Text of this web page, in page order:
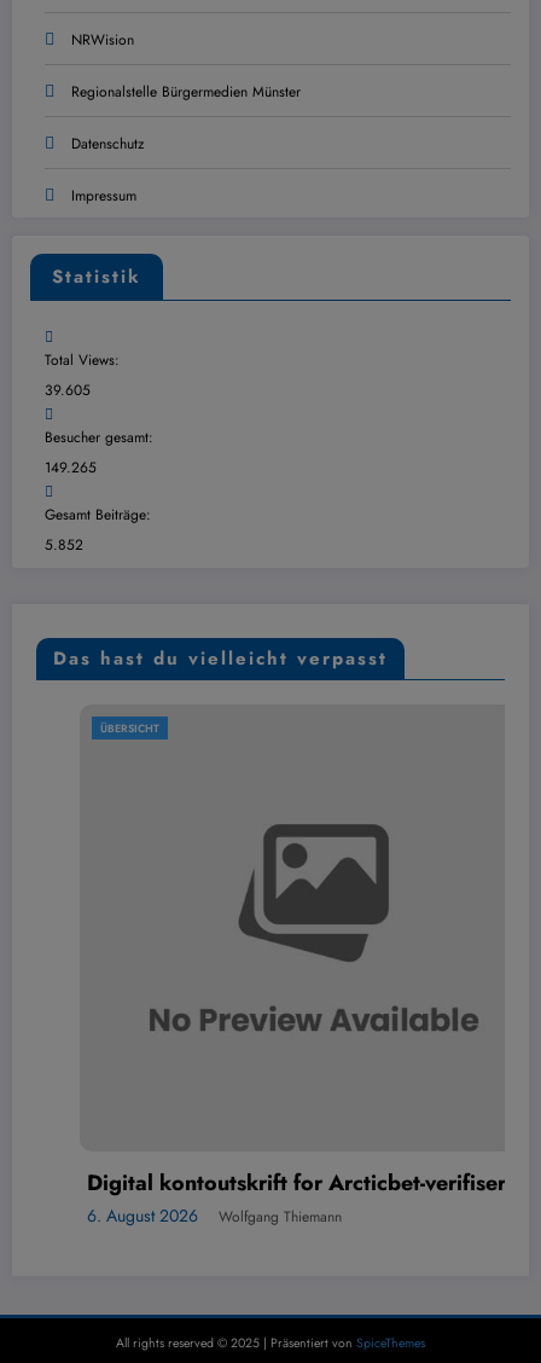
NRWision
Regionalstelle Bürgermedien Münster
Datenschutz
Impressum
Statistik
Total Views:
39.605
Besucher gesamt:
149.265
Gesamt Beiträge:
5.852
Das hast du vielleicht verpasst
ÜBERSICHT
Digital kontoutskrift for Arcticbet-verifisering
6. August 2026 Wolfgang Thiemann
All rights reserved © 2025 | Präsentiert von SpiceThemes